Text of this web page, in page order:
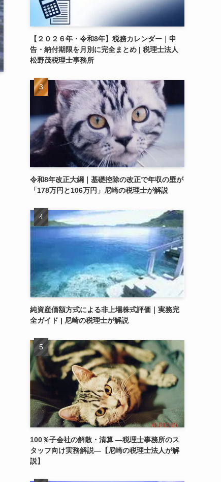
【２０２６年・令和8年】税務カレンダー｜申
告・納付期限を月別に完全まとめ | 税理士法人
松野茂税理士事務所
令和8年改正大綱｜基礎控除の改正で年収の壁が
「178万円と106万円」尼崎の税理士が解説
純資産価額方式による非上場株式評価｜実務完
全ガイド | 尼崎の税理士が解説
100％子会社の解散・清算 ―税理士事務所のス
タッフ向け実務解説―【尼崎の税理士法人が解
説】